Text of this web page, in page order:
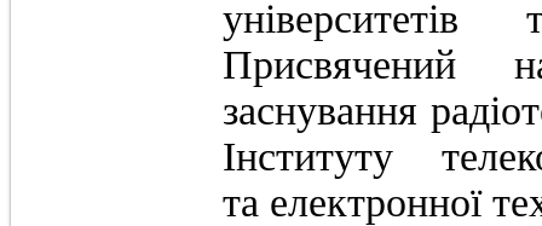
Присвячений
заснування
Інституту
та електронної